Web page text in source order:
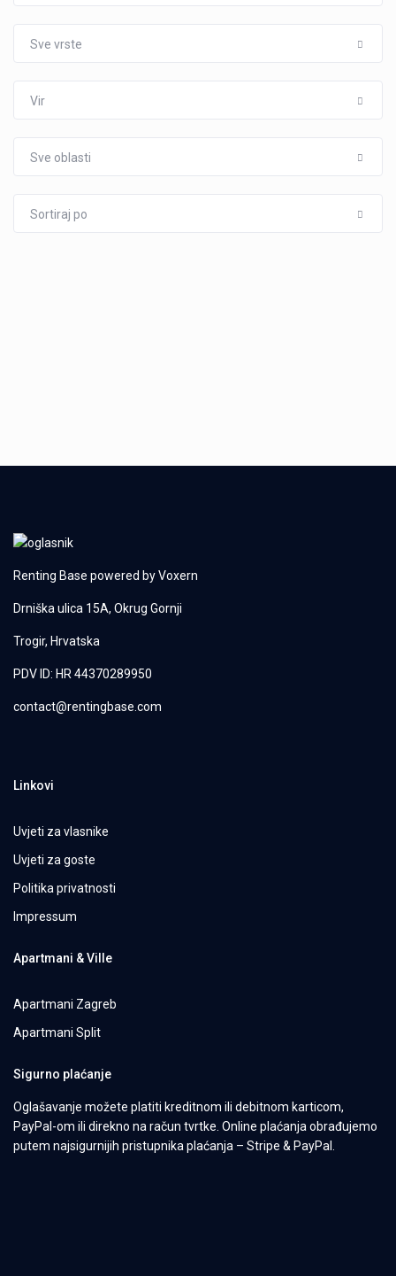
Sve vrste
Vir
Sve oblasti
Sortiraj po
Renting Base powered byVoxern
Drniška ulica 15A, Okrug Gornji
Trogir, Hrvatska
PDV ID: HR 44370289950
contact@rentingbase.com
Linkovi
Uvjeti za vlasnike
Uvjeti za goste
Politika privatnosti
Impressum
Apartmani & Ville
Apartmani Zagreb
Apartmani Split
Sigurno plaćanje
Oglašavanje možete platiti kreditnom ili debitnom karticom,
PayPal-om ili direkno na račun tvrtke. Online plaćanja obrađujemo
putem najsigurnijih pristupnika plaćanja – Stripe & PayPal.